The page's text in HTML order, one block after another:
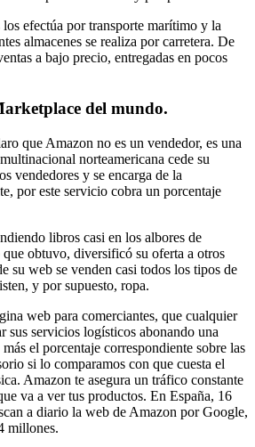
efectúa por transporte marítimo y la
almacenes se realiza por carretera. De
a bajo precio, entregadas en pocos
del mundo.
que Amazon no es un vendedor, es una
norteamericana cede su
vendedores y se encarga de la
por este servicio cobra un porcentaje
libros casi en los albores de
obtuvo, diversificó su oferta a otros
su web se venden casi todos los tipos de
y por supuesto, ropa.
web para comerciantes, que cualquier
sus servicios logísticos abonando una
el porcentaje correspondiente sobre las
si lo comparamos con que cuesta el
Amazon te asegura un tráfico constante
va a ver tus productos. En España, 16
a diario la web de Amazon por Google,
millones.